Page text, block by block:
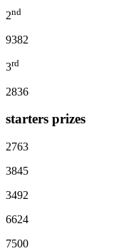
2nd
9382
3rd
2836
starters prizes
2763
3845
3492
6624
7500